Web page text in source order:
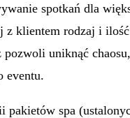
spotkań dla
z klientem rodzaj i
uniknąć
eventu.
spa